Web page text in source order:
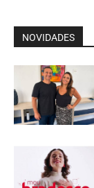
NOVIDADES